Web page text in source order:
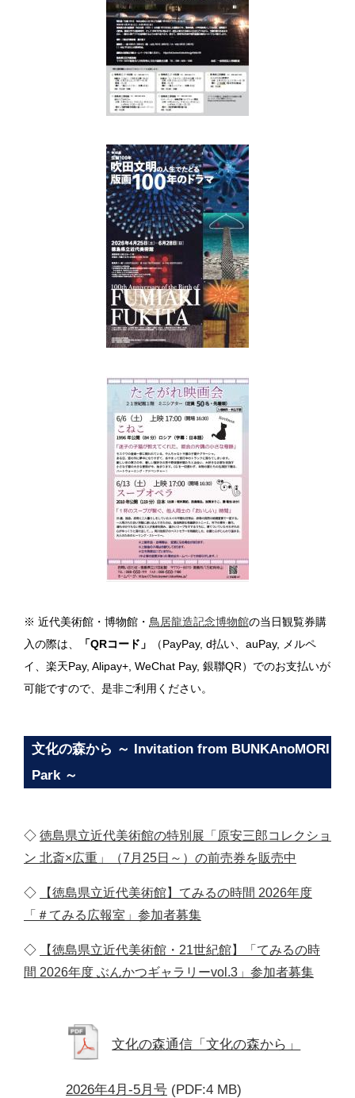
※ 近代美術館・博物館・ 鳥居龍造記念博物館の当日観覧券購
入の際は、
「QRコード」
（PayPay, d払い、auPay, メルペ
イ、楽天Pay, Alipay+, WeChat Pay, 銀聯QR）でのお支払いが
可能ですので、是非ご利用ください。
文化の森から ～ Invitation from BUNKAnoMORI
Park ～
◇ 徳島県立近代美術館の特別展「原安三郎コレクショ
ン 北斎×広重」（7月25日～）の前売券を販売中
◇
【徳島県立近代美術館】てみるの時間 2026年度
「＃てみる広報室」参加者募集
◇
【徳島県立近代美術館・21世紀館】「てみるの時
間 2026年度 ぶんかつギャラリーvol.3」参加者募集
文化の森通信「文化の森から」
2026年4月-5月号 (PDF:4 MB)